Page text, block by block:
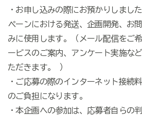
・お申し込みの際にお預かりしまし
ペーンにおける発送、企画開発、お
みに使用します。（メール配信をご
ービスのご案内、アンケート実施な
ただきます。 ）
・ご応募の際のインターネット接続
のご負担になります。
・本企画への参加は、応募者自らの